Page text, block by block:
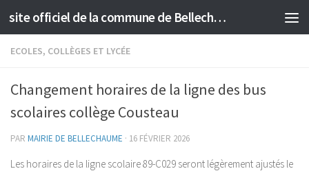
Skip to content site officiel de la commune de Bellechaume
ECOLES, COLLÈGES ET LYCÉE
Changement horaires de la ligne des bus
scolaires collège Cousteau
PAR MAIRIE DE BELLECHAUME · 16 FÉVRIER 2026
Les horaires de la ligne scolaire 89-C029 seront légèrement ajustés le